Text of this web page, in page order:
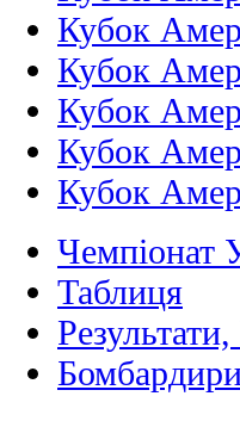
Кубок
Кубок
Кубок
Кубок
Кубок
Чемпіонат
Таблиця